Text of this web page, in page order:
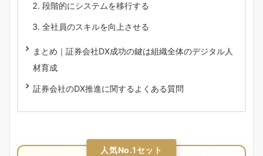
段階的にシステムを移行する
全社員のスキルを向上させる
まとめ｜証券会社DX成功の鍵は組織全体のデジタル人
材育成
証券会社のDX推進に関するよくある質問
人気No.1セット